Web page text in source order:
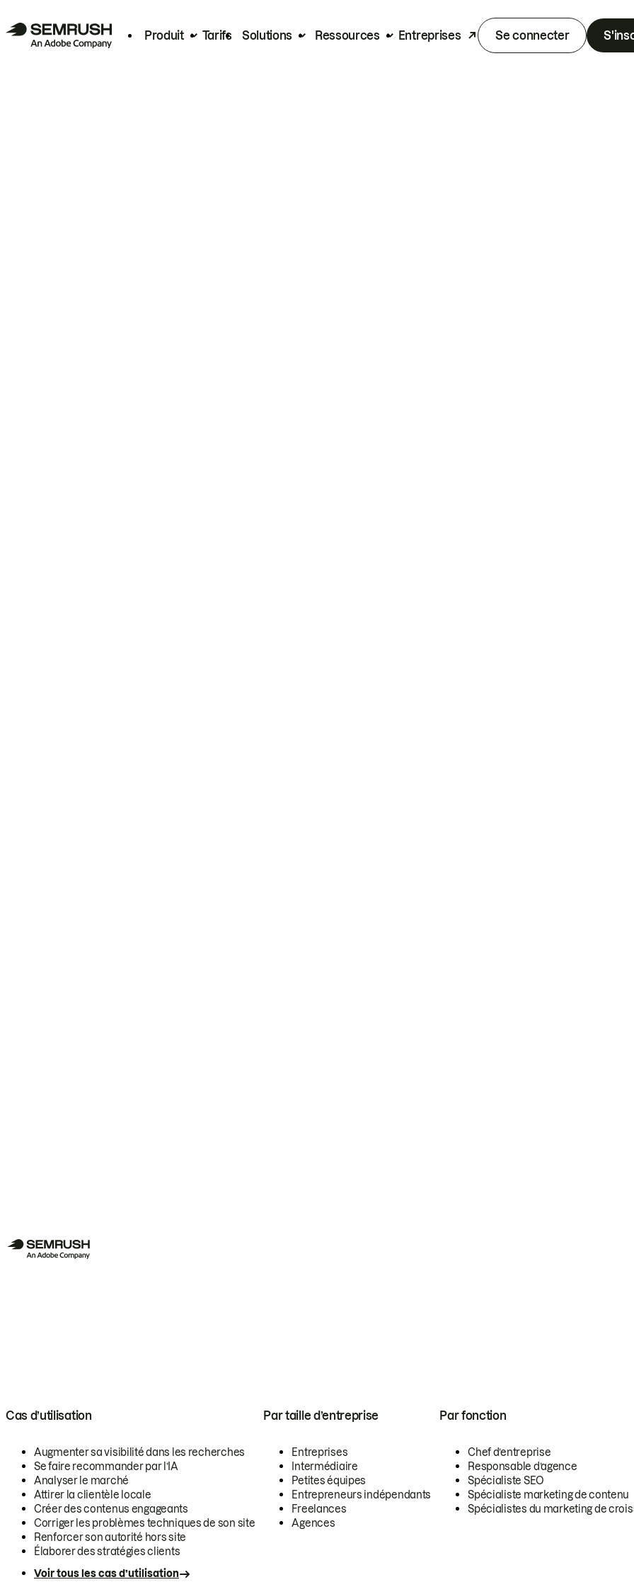
Produit Tarifs Solutions Ressources Entreprises Se connecter
Cas d’utilisation
Augmenter sa visibilité dans les recherches
Se faire recommander par l’IA
Analyser le marché
Attirer la clientèle locale
Créer des contenus engageants
Corriger les problèmes techniques de son site
Renforcer son autorité hors site
Élaborer des stratégies clients
Voir tous les cas d’utilisation
Par taille d’entreprise
Entreprises
Intermédiaire
Petites équipes
Entrepreneurs indépendants
Freelances
Agences
Par fonction
Chef d’entreprise
Responsable d’agence
Spécialiste SEO
Spécialiste marketing de contenu
Spécialistes du marketing de